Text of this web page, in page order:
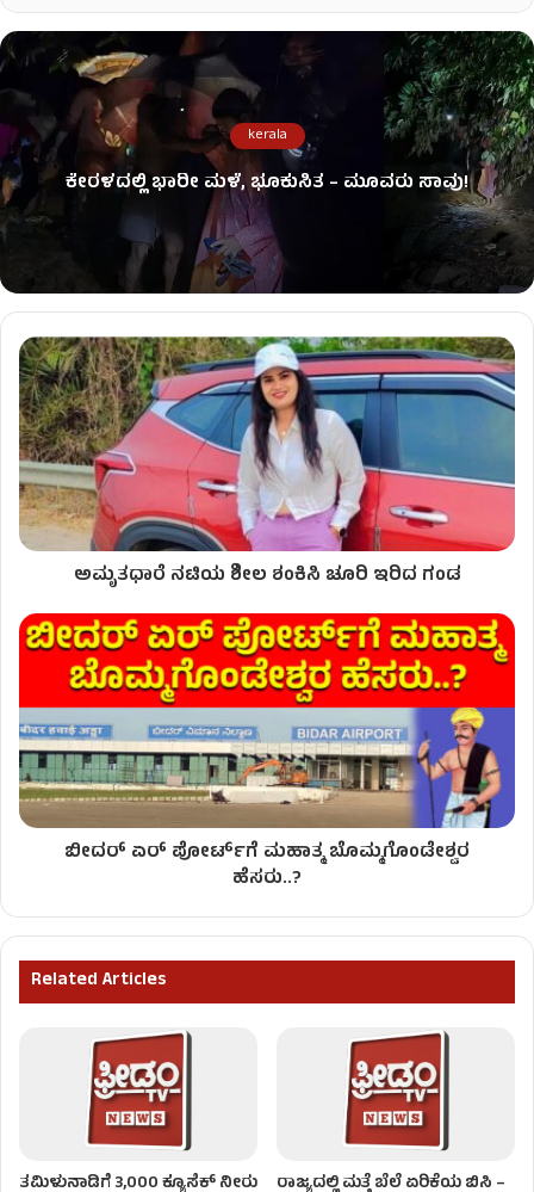
kerala
ಕೇರಳದಲ್ಲಿ ಭಾರೀ ಮಳೆ, ಭೂಕುಸಿತ – ಮೂವರು ಸಾವು!
ಅಮೃತಧಾರೆ ನಟಿಯ ಶೀಲ ಶಂಕಿಸಿ ಚೂರಿ ಇರಿದ ಗಂಡ
ಬೀದರ್ ಏರ್​​ ಪೋರ್ಟ್​​ಗೆ ಮಹಾತ್ಮ ಬೊಮ್ಮಗೊಂಡೇಶ್ವರ
ಹೆಸರು..?
Related Articles
ತಮಿಳುನಾಡಿಗೆ 3,000 ಕ್ಯೂಸೆಕ್‌ ನೀರು ರಾಜ್ಯದಲ್ಲಿ ಮತ್ತೆ ಬೆಲೆ ಏರಿಕೆಯ ಬಿಸಿ –